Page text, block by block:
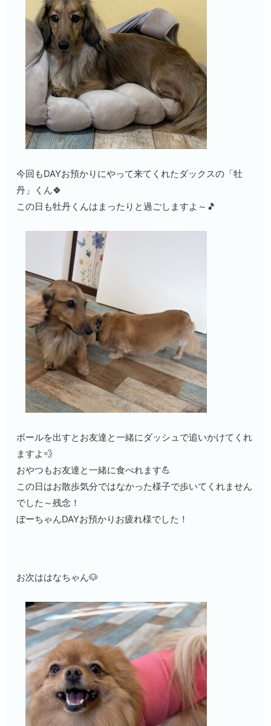
今回もDAYお預かりにやって来てくれたダックスの「牡
丹」くん🍀
この日も牡丹くんはまったりと過ごしますよ～🎵
ボールを出すとお友達と一緒にダッシュで追いかけてくれ
ますよ💨
おやつもお友達と一緒に食べれます💪
この日はお散歩気分ではなかった様子で歩いてくれません
でした～残念！
ぼーちゃんDAYお預かりお疲れ様でした！
お次ははなちゃん🐶